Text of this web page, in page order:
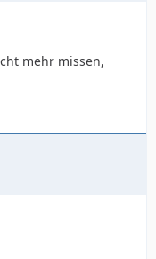
mehr missen,